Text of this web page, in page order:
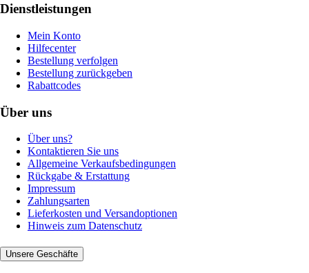
Dienstleistungen
Mein Konto
Hilfecenter
Bestellung verfolgen
Bestellung zurückgeben
Rabattcodes
Über uns
Über uns?
Kontaktieren Sie uns
Allgemeine Verkaufsbedingungen
Rückgabe & Erstattung
Impressum
Zahlungsarten
Lieferkosten und Versandoptionen
Hinweis zum Datenschutz
Unsere Geschäfte